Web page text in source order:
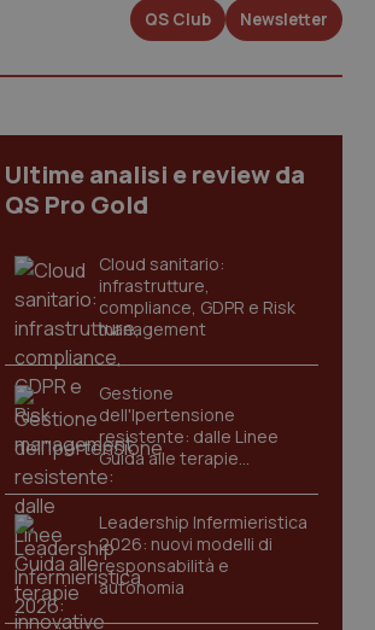
QS Club Newsletter
Ultime analisi e review da
QS Pro Gold
Cloud sanitario:
infrastrutture,
compliance, GDPR e Risk
management
Gestione
dell'Ipertensione
resistente: dalle Linee
Guida alle terapie
innovative
Leadership Infermieristica
2026: nuovi modelli di
responsabilità e
autonomia